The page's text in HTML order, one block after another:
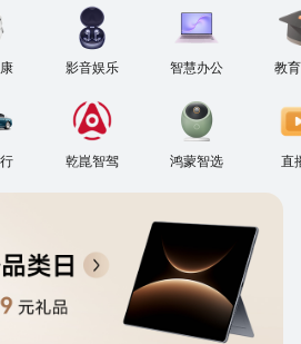
影音娱乐 智慧办公 教
乾崑智驾 鸿蒙智选 直